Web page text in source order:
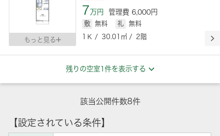
もっと見る
7万円 管理費 6,000円
敷 無料 礼
無料
1Ｋ / 30.01㎡ / 2階
残りの空室1件を表示する
該当公開件数8件
【設定されている条件】